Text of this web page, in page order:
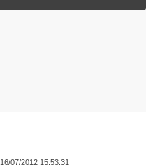
16/07/2012 15:53:31